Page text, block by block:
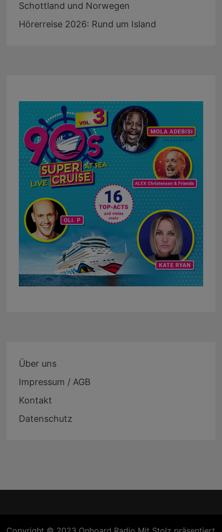
Schottland und Norwegen
Hörerreise 2026: Rund um Island
Über uns
Impressum / AGB
Kontakt
Datenschutz